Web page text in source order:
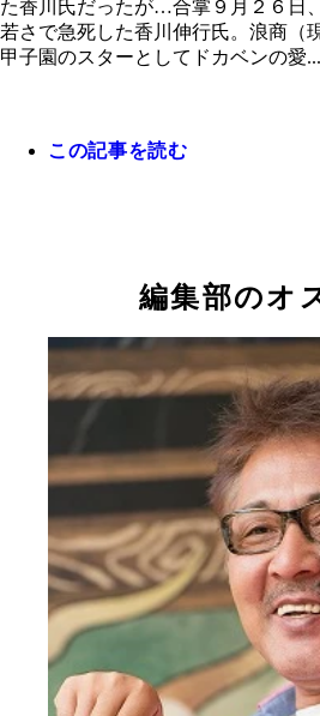
取材が行なわれたのは９
現役時代と変わらないこ
亡くなる10日前のドカベ
た香川氏だったが…合掌９月２６日
若さで急死した香川伸行氏。浪商（
甲子園のスターとしてドカベンの愛...
この記事を読む
編集部のオ